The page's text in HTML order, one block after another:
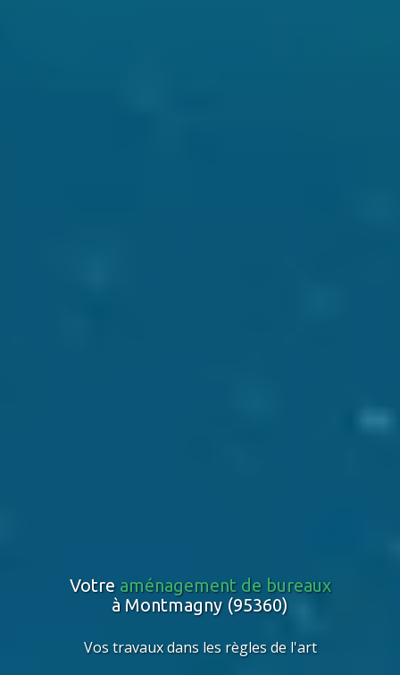
Votre aménagement de bureaux
à Montmagny (95360)
Vos travaux dans les règles de l'art